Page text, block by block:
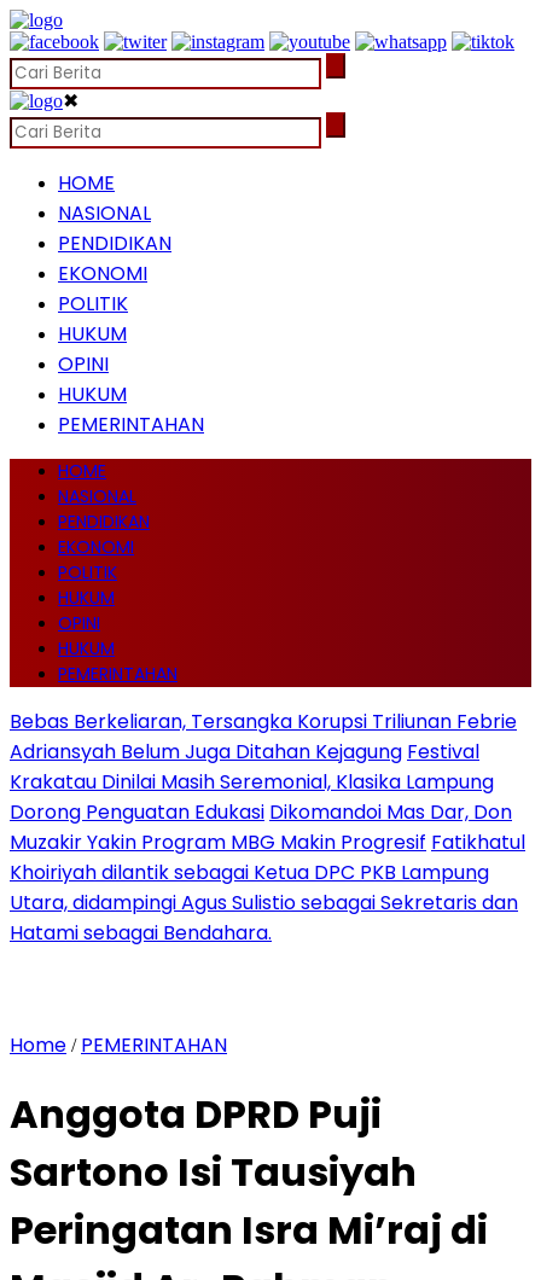
✖
HOME
NASIONAL
PENDIDIKAN
EKONOMI
POLITIK
HUKUM
OPINI
HUKUM
PEMERINTAHAN
HOME
NASIONAL
PENDIDIKAN
EKONOMI
POLITIK
HUKUM
OPINI
HUKUM
PEMERINTAHAN
Bebas Berkeliaran, Tersangka Korupsi Triliunan Febrie
Adriansyah Belum Juga Ditahan Kejagung Festival
Krakatau Dinilai Masih Seremonial, Klasika Lampung
Dorong Penguatan Edukasi Dikomandoi Mas Dar, Don
Muzakir Yakin Program MBG Makin Progresif Fatikhatul
Khoiriyah dilantik sebagai Ketua DPC PKB Lampung
Utara, didampingi Agus Sulistio sebagai Sekretaris dan
Hatami sebagai Bendahara.
Home / PEMERINTAHAN
Anggota DPRD Puji
Sartono Isi Tausiyah
Peringatan Isra Mi’raj di